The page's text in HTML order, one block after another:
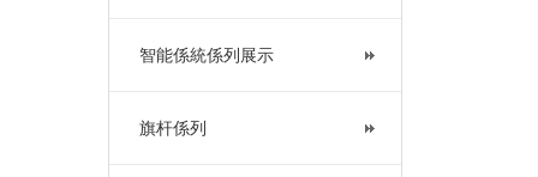
智能係統係列展示
旗杆係列